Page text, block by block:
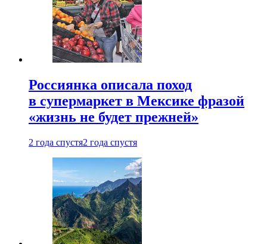
Россиянка описала поход
в супермаркет в Мексике фразой
«жизнь не будет прежней»
2 года спустя2 года спустя